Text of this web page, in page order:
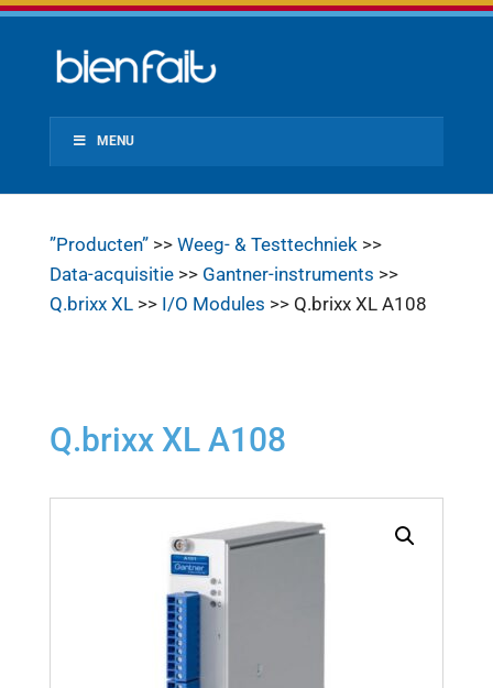
MENU
”Producten”>> Weeg- & Testtechniek>>
Data-acquisitie>> Gantner-instruments >>
Q.brixx XL>> I/O Modules >> Q.brixx XL A108
Q.brixx XL A108